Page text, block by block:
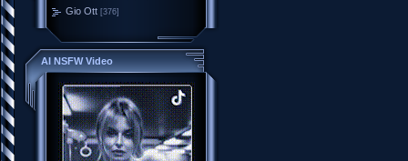
Gio Ott [376]
AI NSFW Video